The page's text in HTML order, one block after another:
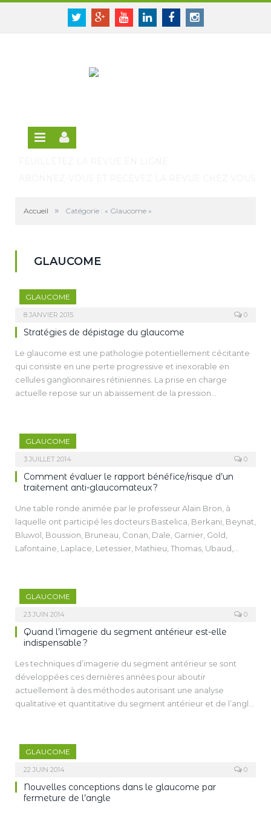
Panneau de gestion des cookies
TwitterGoogle+YoutubeLinkedinFacebookInstagram
SE CONNECTER
Accueil » Catégorie : « Glaucome »
GLAUCOME
GLAUCOME
8 JANVIER 2015 0
Stratégies de dépistage du glaucome
Le glaucome est une pathologie potentiellement cécitante
qui consiste en une perte progressive et inexorable en
cellules ganglionnaires rétiniennes. La prise en charge
actuelle repose sur un abaissement de la pression
précoce.
Ces dernières années ont vu se développer des
technologies sophistiquées et performantes pour nous aider
dans ce dépistage. Pour autant, peut-on accorder une totale
confiance aux résultats de ces examens ? L’examen clinique
établir face aux résultats d’examens parfois contradictoires ?
À qui et à quel moment faut-il proposer un traitement
hypotonisant oculaire ? Des questions, et bien d’autres, que
nous sommes amenés à nous poser régulièrement.
GLAUCOME
3 JUILLET 2014 0
Comment évaluer le rapport bénéfice/risque d’un
traitement anti-glaucomateux ?
Une table ronde animée par le professeur Alain Bron, à
laquelle ont participé les docteurs Bastelica, Berkani, Beynat,
Bluwol, Boussion, Bruneau, Conan, Dale, Garnier, Gold,
Lafontaine, Laplace, Letessier, Mathieu, Thomas, Ubaud,
bénéfice/risque du traitement anti-glaucomateux.
GLAUCOME
23 JUIN 2014 0
Quand l’imagerie du segment antérieur est-elle
indispensable ?
Les techniques d’imagerie du segment antérieur se sont
développées ces dernières années pour aboutir
actuellement à des méthodes autorisant une analyse
qualitative et quantitative du segment antérieur et de l’angle
également des OCT en spectral domain munis d’une lentille
spécifique et de l’échographie UBM. Leur apport en pratique
clinique est fondamental et n’est plus à démontrer.
Néanmoins, il nous paraissait important de souligner leurs
limites et replacer leurs indications dans le contexte plus
GLAUCOME
22 JUIN 2014 0
Nouvelles conceptions dans le glaucome par
fermeture de l’angle